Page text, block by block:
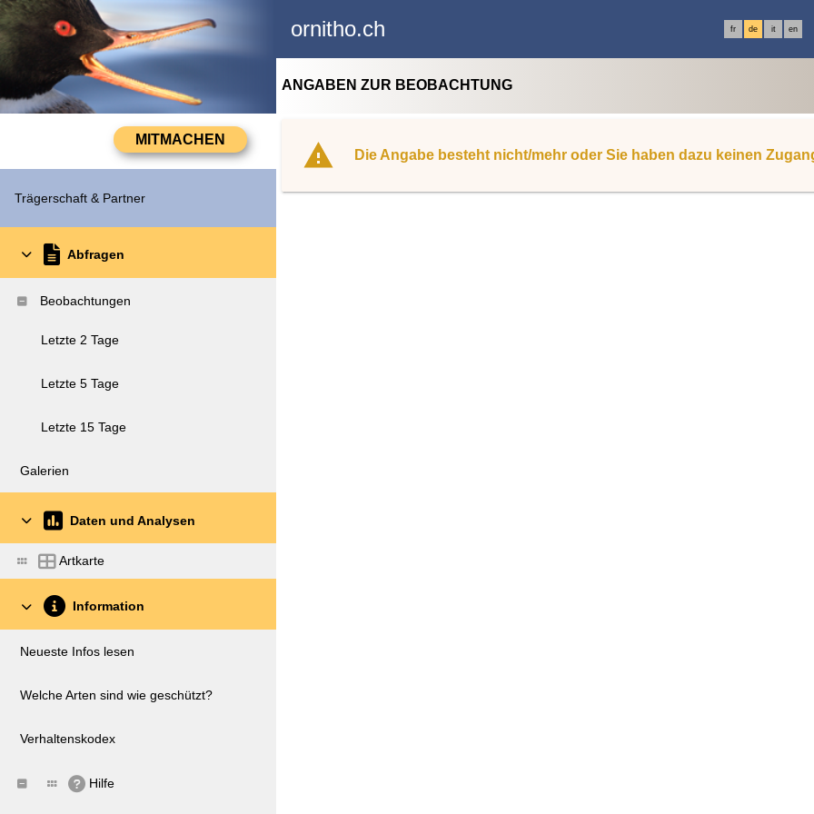
ornitho.ch fr de it en
Trägerschaft & Partner
Abfragen
Beobachtungen
Letzte 2 Tage
Letzte 5 Tage
Letzte 15 Tage
Galerien
Daten und Analysen
Artkarte
Information
Neueste Infos lesen
Welche Arten sind wie geschützt?
Verhaltenskodex
Hilfe
ANGABEN ZUR BEOBACHTUNG
Die Angabe besteht nicht/mehr oder Sie haben dazu keinen